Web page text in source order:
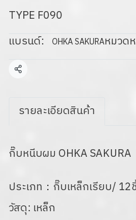
TYPE F090
แบรนด์:
OHKA SAKURAหมวด
แชร์
รายละเอียดสินค้า
กิ๊บหนีบผม OHKA
ประเภท：กิ๊บเหล็กเรียบ/ 12
วัสดุ: เหล็ก